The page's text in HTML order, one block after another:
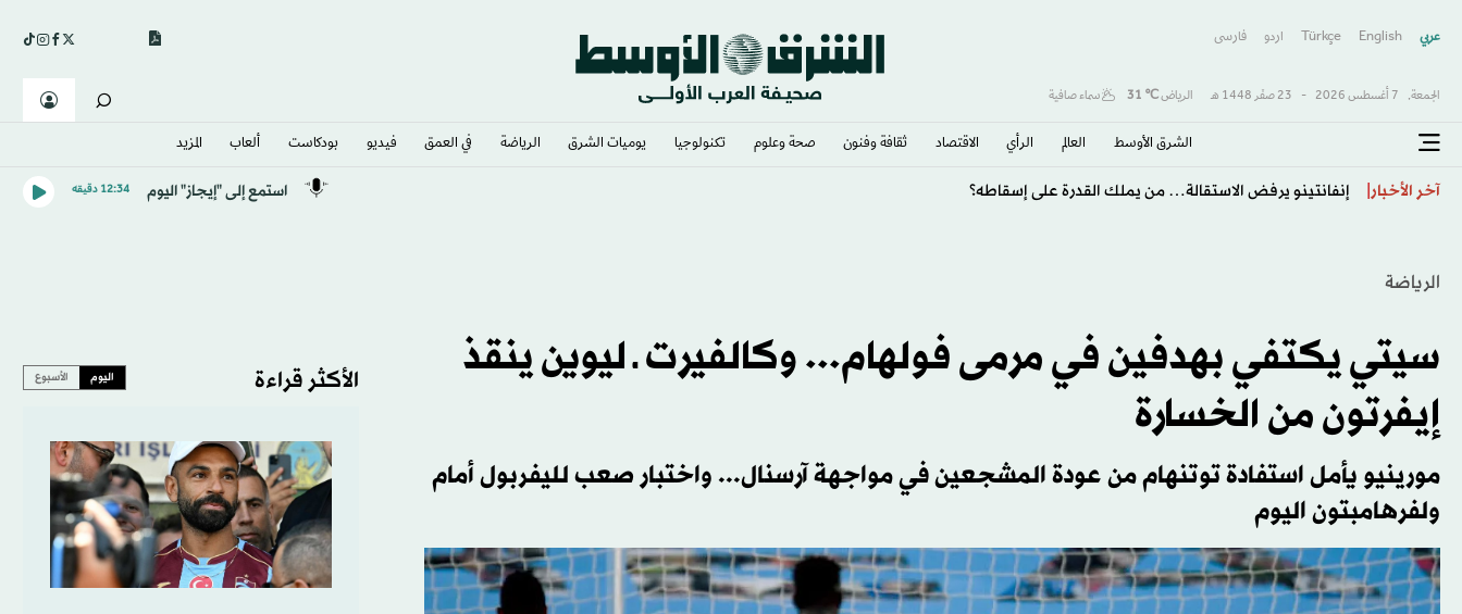
عربي English
Türkçe اردو فارسى
الجمعة, 7 أغسطس 2026 - 23 صفَر 1448 هـ الرياض℃
31 سماء صافية
الشرق الأوسط​ العالم الرأي الاقتصاد ثقافة وفنون صحة وعلوم تكنولوجيا يوميات الشرق​ الرياضة في العمق فيديو بودكاست ألعاب المزيد
آخر الأخبار طرابزون يكتب صفحة جديدة مع صلاح… استقبال أسطوري وشغف لا يوصف استمع إلى "إيجاز" اليوم 12:34 دقيقه
الرياضة
سيتي يكتفي بهدفين في مرمى فولهام... وكالفيرت ـ ليوين ينقذ
إيفرتون من الخسارة
مورينيو يأمل استفادة توتنهام من عودة المشجعين في مواجهة آرسنال... واختبار صعب لليفربول أمام
ولفرهامبتون اليوم
الأكثر قراءة اليوم الأسبوع